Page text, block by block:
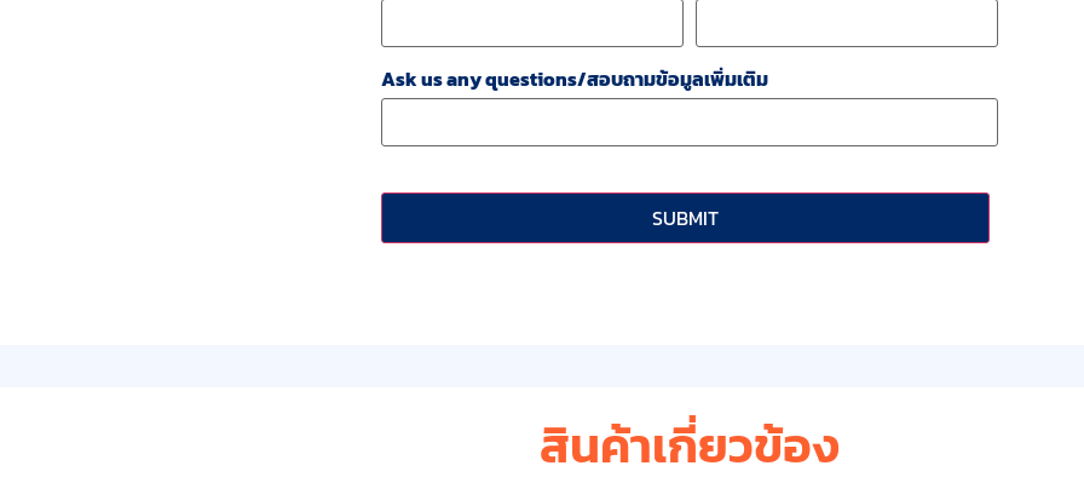
Ask us any questions/สอบถามข้อมูลเพิ่มเติม
สินค้าเกี่ยวข้อง